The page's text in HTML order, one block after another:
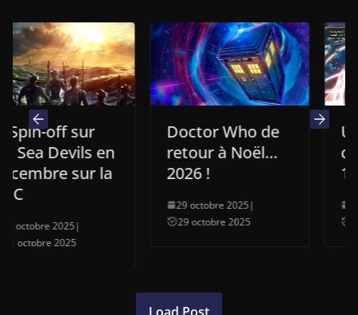
sur
en
sur la
2025|
2025
Doctor Who de
retour à Noël…
29 octobre 2025|
29 octobre 2025
Un
comics
15éme
11 octobre
11 octobre
Load Post